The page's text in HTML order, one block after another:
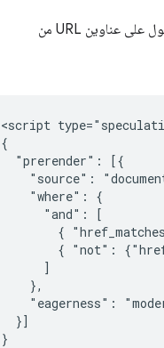
. ويتم ذلك من خلال الحصول على عناوين URL من
<script
{
  "prerender": [{
"source":
    "where": {
      "and": [
{
{ "not":
      ]
    },
"eagerness":
  }]
}